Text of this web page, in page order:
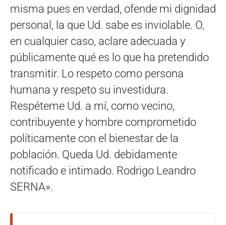
misma pues en verdad, ofende mi dignidad
personal, la que Ud. sabe es inviolable. O,
en cualquier caso, aclare adecuada y
públicamente qué es lo que ha pretendido
transmitir. Lo respeto como persona
humana y respeto su investidura.
Respéteme Ud. a mí, como vecino,
contribuyente y hombre comprometido
políticamente con el bienestar de la
población. Queda Ud. debidamente
notificado e intimado. Rodrigo Leandro
SERNA».